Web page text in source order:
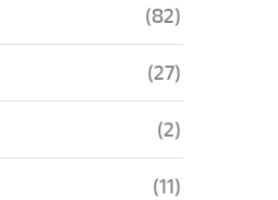
(82)
(27)
(2)
(11)